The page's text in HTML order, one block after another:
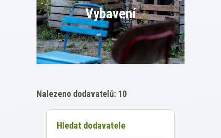
péče o popínavky.
Vybavení
Mobiliář, pergoly, stínicí plachty,
enviromentální herní prvky pro děti,
vzdělávací tabule.
Nalezeno dodavatelů: 10
Hledat dodavatele